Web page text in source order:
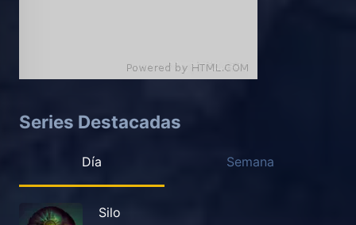
Series Destacadas
Día Semana
Silo